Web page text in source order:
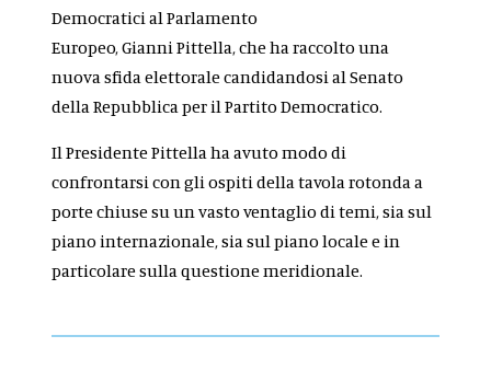
Democratici al Parlamento
Europeo, Gianni Pittella, che ha raccolto una
nuova sfida elettorale candidandosi al Senato
della Repubblica per il Partito Democratico.
Il Presidente Pittella ha avuto modo di
confrontarsi con gli ospiti della tavola rotonda a
porte chiuse su un vasto ventaglio di temi, sia sul
piano internazionale, sia sul piano locale e in
particolare sulla questione meridionale.